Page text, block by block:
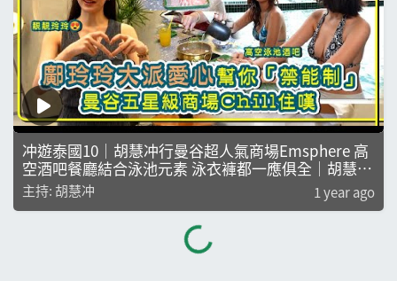
冲遊泰國10｜胡慧冲行曼谷超人氣商場Emsphere 高
空酒吧餐廳結合泳池元素 泳衣褲都一應俱全｜胡慧冲
｜鄺玲玲｜冬蔭妹｜黃婧靈
主持: 胡慧冲 1 year ago